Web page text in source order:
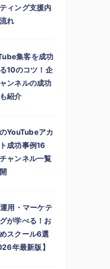
ィング支援内
れ
集客を成功
10のコツ！企
ンネルの成功
紹介
YouTubeアカ
成功事例16
ャンネル一覧
用・マーケテ
が学べる！お
スクール6選
年最新版】